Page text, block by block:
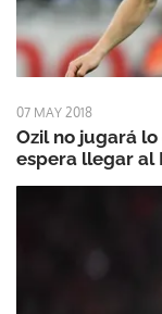
07 MAY 2018
Ozil no jugará
espera llegar al